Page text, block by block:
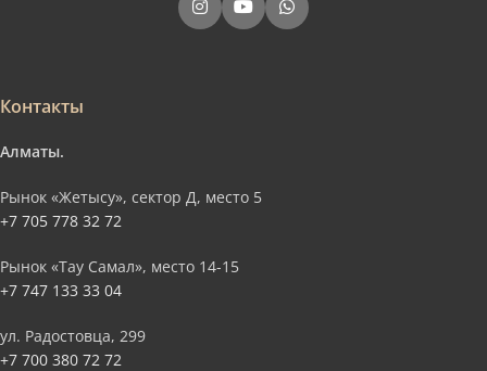
Контакты
Алматы.
Рынок «Жетысу», сектор Д, место 5
+7 705 778 32 72
Рынок «Тау Самал», место 14-15
+7 747 133 33 04
ул. Радостовца, 299
+7 700 380 72 72